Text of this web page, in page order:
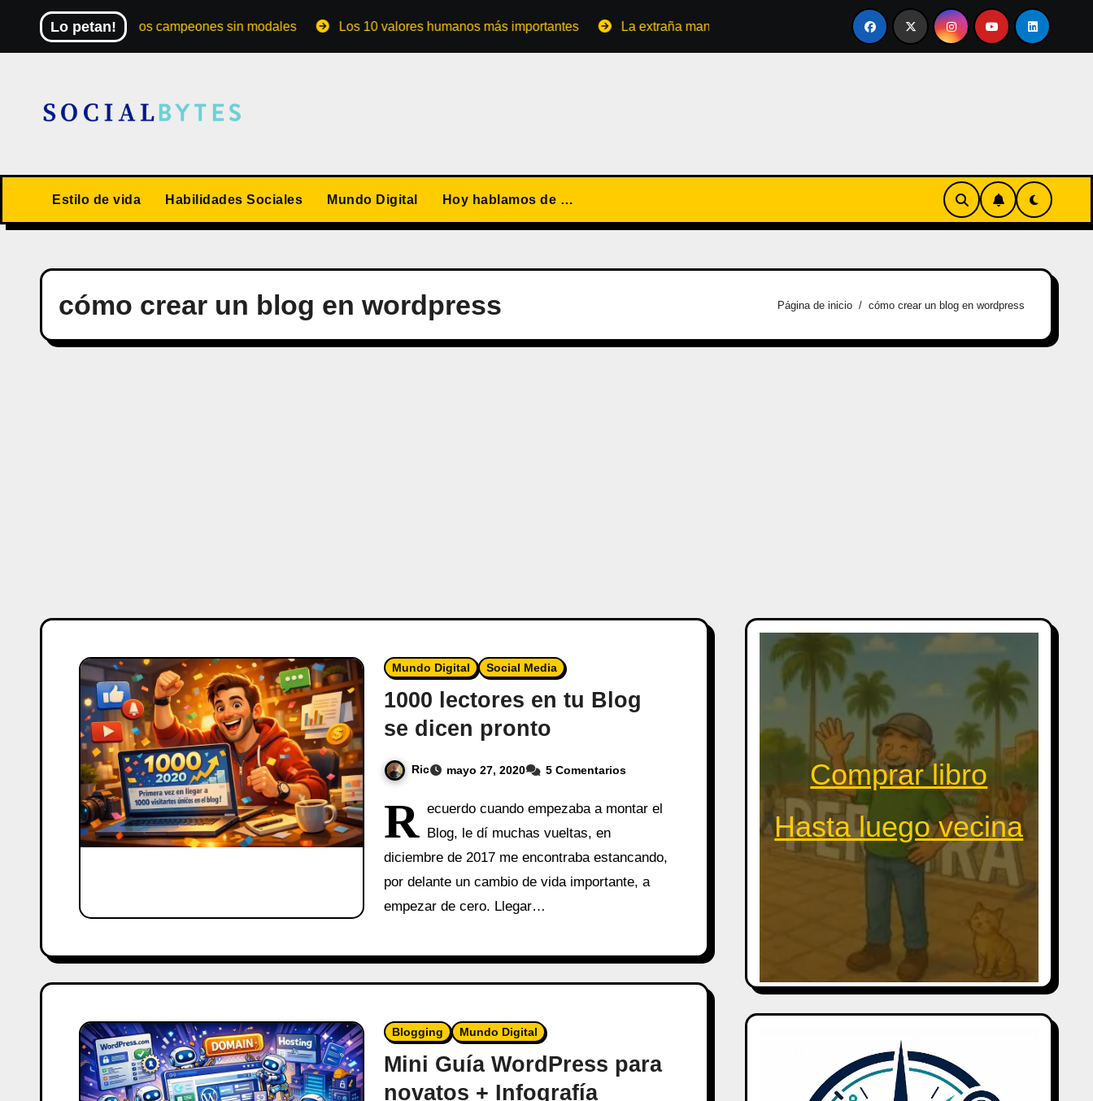
contenido
Lo petan!
El Mundial de los campeones sin modales Los 10 valores humanos más importantes La extraña manera de convertirse en familia El primer tour de la India Chiquitina
Estilo de vida Habilidades Sociales Mundo Digital Hoy hablamos de …
cómo crear un blog en wordpress Página de inicio cómo crear un blog en wordpress
Mundo Digital Social Media
1000 lectores en tu Blog
se dicen pronto
Ric mayo 27, 2020 5 Comentarios
R ecuerdo cuando empezaba a montar el
Blog, le dí muchas vueltas, en
diciembre de 2017 me encontraba estancando,
por delante un cambio de vida importante, a
empezar de cero. Llegar…
Blogging Mundo Digital
Mini Guía WordPress para
novatos + Infografía
Comprar libro
Hasta luego vecina